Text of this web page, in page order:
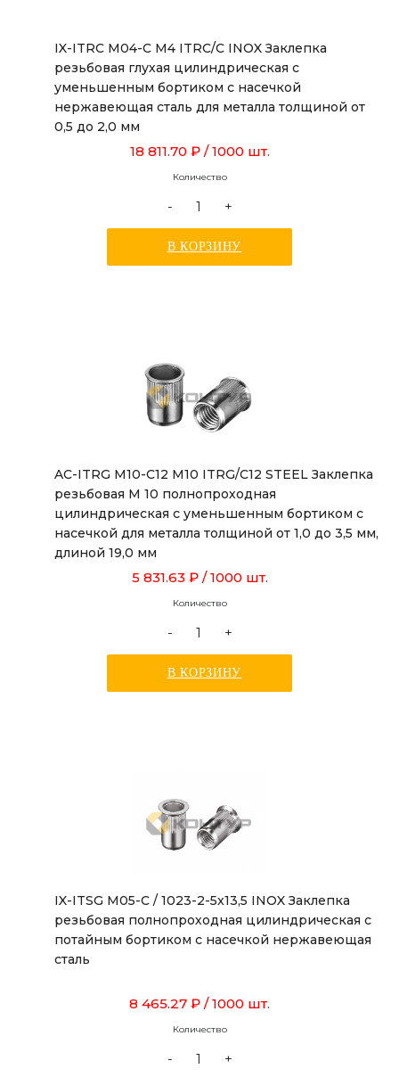
IX-ITRC M04-C M4 ITRC/C INOX Заклепка
резьбовая глухая цилиндрическая с
уменьшенным бортиком с насечкой
нержавеющая сталь для металла толщиной от
0,5 до 2,0 мм
18 811.70 ₽ / 1000 шт.
Количество
- +
В КОРЗИНУ
AC-ITRG M10-C12 M10 ITRG/C12 STEEL Заклепка
резьбовая М 10 полнопроходная
цилиндрическая с уменьшенным бортиком с
насечкой для металла толщиной от 1,0 до 3,5 мм,
длиной 19,0 мм
5 831.63 ₽ / 1000 шт.
Количество
- +
В КОРЗИНУ
IX-ITSG M05-C / 1023-2-5x13,5 INOX Заклепка
резьбовая полнопроходная цилиндрическая с
потайным бортиком с насечкой нержавеющая
сталь
8 465.27 ₽ / 1000 шт.
Количество
- +